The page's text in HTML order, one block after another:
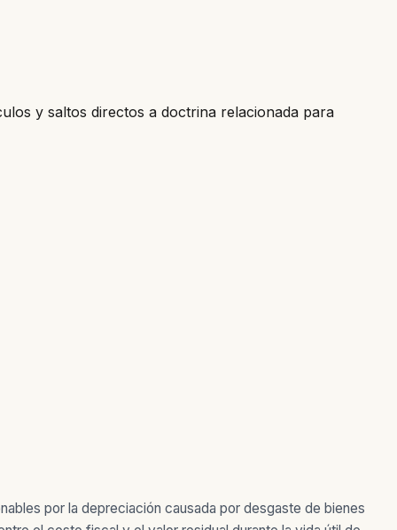
y saltos directos a doctrina relacionada para
por la depreciación causada por desgaste de bienes